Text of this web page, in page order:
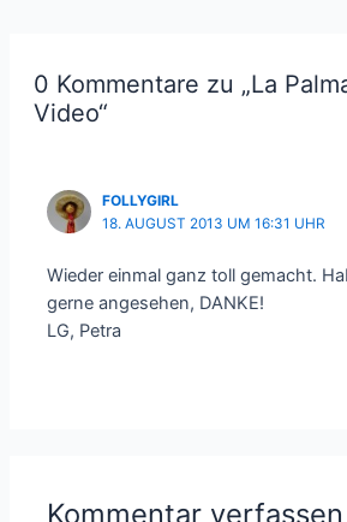
0 Kommentare zu „La
Video“
FOLLYGIRL
18. AUGUST 2013 UM 16:31 UHR
Wieder einmal ganz toll gemacht.
gerne angesehen, DANKE!
LG, Petra
Kommentar verfassen